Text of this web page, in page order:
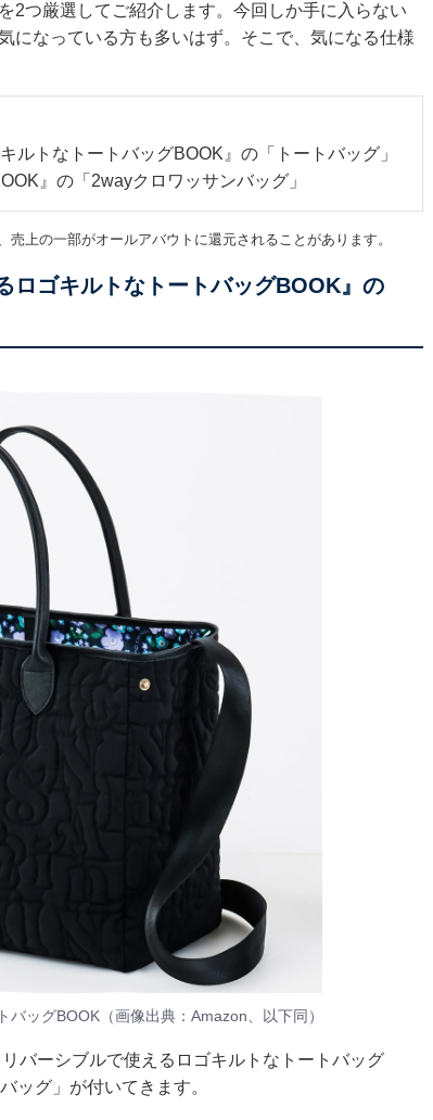
2つ厳選してご紹介します。今回しか手に入らない
になっている方も多いはず。そこで、気になる仕様
ルトなトートバッグBOOK』の「トートバッグ」
』の「2wayクロワッサンバッグ」
上の一部がオールアバウトに還元されることがあります。
ロゴキルトなトートバッグBOOK』の
ッグBOOK（画像出典：Amazon、以下同）
バーシブルで使えるロゴキルトなトートバッグ
ッグ」が付いてきます。